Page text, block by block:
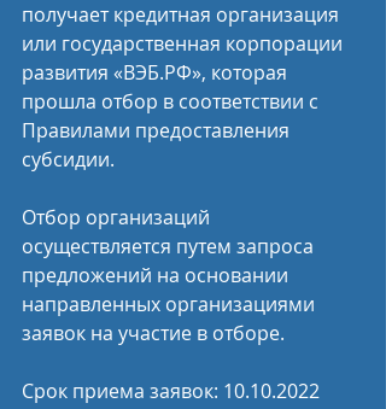
получает кредитная организация
или государственная корпорации
развития «ВЭБ.РФ», которая
прошла отбор в соответствии с
Правилами предоставления
субсидии.
Отбор организаций
осуществляется путем запроса
предложений на основании
направленных организациями
заявок на участие в отборе.
Срок приема заявок: 10.10.2022